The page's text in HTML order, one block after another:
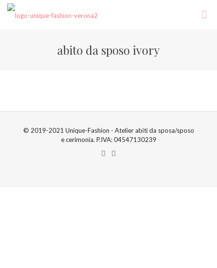
abito da sposo ivory
© 2019-2021 Unique-Fashion - Atelier abiti da sposa/sposo
e cerimonia. P.IVA: 04547130239